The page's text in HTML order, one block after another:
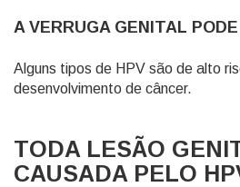
A VERRUGA GENITAL
Alguns tipos de HPV são de alto
desenvolvimento de câncer.
TODA LESÃO
CAUSADA PELO